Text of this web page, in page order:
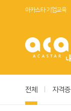
아카스타 기업교육
전체 자격증